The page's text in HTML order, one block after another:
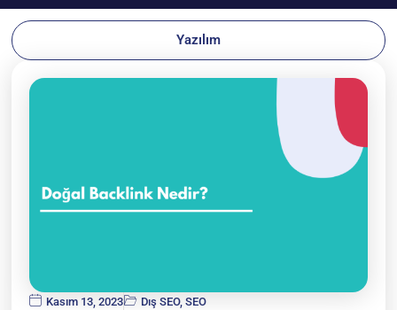
Yazılım
Kasım 13, 2023 Dış SEO,SEO